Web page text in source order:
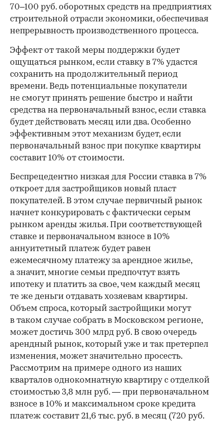
70–100 руб. оборотных средств на предприятиях
строительной отрасли экономики, обеспечивая
непрерывность производственного процесса.
00:00 / 00:00
Эффект от такой меры поддержки будет
ощущаться рынком, если ставку в 7% удастся
сохранить на продолжительный период
времени. Ведь потенциальные покупатели
не смогут принять решение быстро и найти
средства на первоначальный взнос, если ставка
будет действовать месяц или два. Особенно
эффективным этот механизм будет, если
первоначальный взнос при покупке квартиры
составит 10% от стоимости.
Беспрецедентно низкая для России ставка в 7%
откроет для застройщиков новый пласт
покупателей. В этом случае первичный рынок
начнет конкурировать с фактически серым
рынком аренды жилья. При соответствующей
ставке и первоначальном взносе в 10%
аннуитетный платеж будет равен
ежемесячному платежу за арендное жилье,
а значит, многие семьи предпочтут взять
ипотеку и платить за свое, чем каждый месяц
те же деньги отдавать хозяевам квартиры.
Объем спроса, который застройщики могут
в таком случае собрать в Московском регионе,
может достичь 300 млрд руб. В свою очередь
арендный рынок, который уже и так претерпел
изменения, может значительно просесть.
Рассмотрим на примере одного из наших
кварталов однокомнатную квартиру с отделкой
стоимостью 3,8 млн руб. — при первоначальном
взносе в 10% и максимальном сроке кредита
платеж составит 21,6 тыс. руб. в месяц (720 руб.